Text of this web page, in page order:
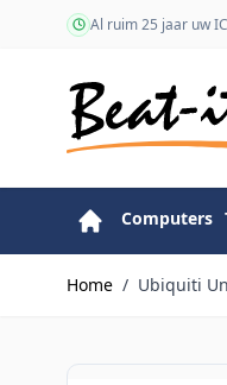
Ga naar de inhoud
Al ruim 25 jaar uw
Computers
Home / Ubiquiti